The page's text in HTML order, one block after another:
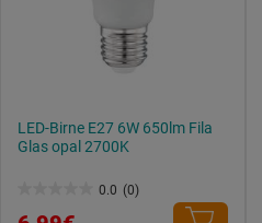
LED-Birne E27 6W 650lm Fila
Glas opal 2700K
0.0 (0)